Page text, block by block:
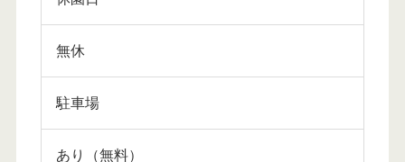
無休
駐車場
あり（無料）